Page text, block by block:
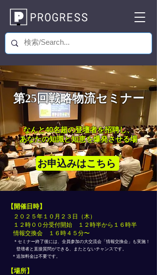
第25回戦略物流セミナー
なんと40名超の登壇者を招聘し、
あなたの知識と知恵を爆発させる場
お申込みはこちら
【開催日時】
​ ２０２５年１０月２３日（木）
​ １２時００分受付開始 １２時半から１６時半
情報交換会 １６時４５分〜
＊セミナー終了後には、全員参加の大交流会「情報交換会」も実施！
登壇者と直接質問ができる、またとないチャンスです。
＊追加料金は不要です。
【場所】